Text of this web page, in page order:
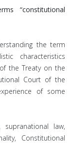
“constitutional
the term
characteristics
the Treaty on the
Court of the
of some
law,
Constitutional